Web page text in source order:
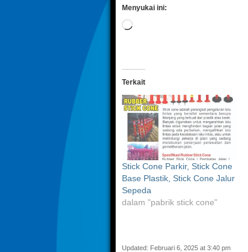
Menyukai ini:
Memuat...
Terkait
Stick Cone Parkir, Stick Cone
Base Plastik, Stick Cone Jalur
Sepeda
dalam "pabrik stick cone"
Updated: Februari 6, 2025 at 3:40 pm